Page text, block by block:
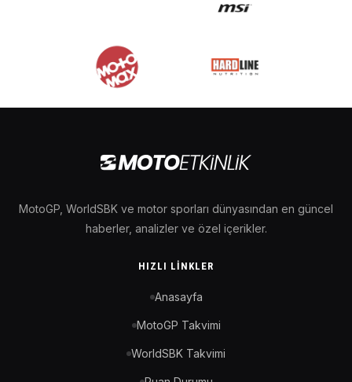
MotoGP, WorldSBK ve motor sporları dünyasından en güncel
haberler, analizler ve özel içerikler.
HIZLI LINKLER
Anasayfa
MotoGP Takvimi
WorldSBK Takvimi